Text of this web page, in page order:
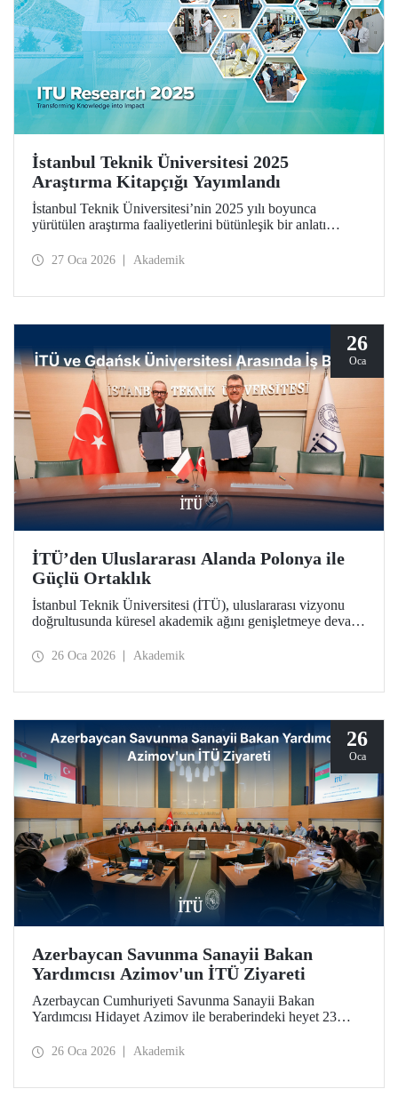
İstanbul Teknik Üniversitesi 2025
Araştırma Kitapçığı Yayımlandı
İstanbul Teknik Üniversitesi’nin 2025 yılı boyunca
yürütülen araştırma faaliyetlerini bütünleşik bir anlatı
2025 Araştırma Kitapçığı (ITU Research 2025)
sorumluluk anlayışıyla birlikte ele alıyor.
27 Oca 2026 Akademik
26
Oca
İTÜ’den Uluslararası Alanda Polonya ile
Güçlü Ortaklık
İstanbul Teknik Üniversitesi (İTÜ), uluslararası vizyonu
doğrultusunda küresel akademik ağını genişletmeye devam
Üniversitesi ile stratejik bir iş birliği protokolü imzalandı.
26 Oca 2026 Akademik
26
Oca
Azerbaycan Savunma Sanayii Bakan
Yardımcısı Azimov'un İTÜ Ziyareti
Azerbaycan Cumhuriyeti Savunma Sanayii Bakan
Yardımcısı Hidayet Azimov ile beraberindeki heyet 23
ziyarette bulundu.
26 Oca 2026 Akademik